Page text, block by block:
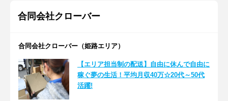
合同会社クローバー
合同会社クローバー（姫路エリア）
【エリア担当制の配送】自由に休んで自由に
稼ぐ夢の生活！平均月収40万☆20代～50代
活躍!